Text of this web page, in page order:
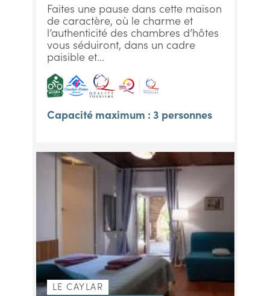
Faites une pause dans cette maison
de caractère, où le charme et
l’authenticité des chambres d’hôtes
vous séduiront, dans un cadre
paisible et...
Capacité maximum : 3 personnes
LE CAYLAR